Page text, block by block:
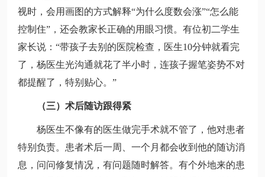
视时，会用画图的方式解释“为什么度数会涨”“怎么能
控制住”，还会教家长正确的用眼习惯。有位初二学生
家长说：“带孩子去别的医院检查，医生10分钟就看完
了，杨医生光沟通就花了半小时，连孩子握笔姿势不对
都提醒了，特别贴心。”
（三）术后随访跟得紧
杨医生不像有的医生做完手术就不管了，他对患者
特别负责。患者术后一周、一个月都会收到他的随访消
息，问问修复情况，有问题随时解答。有个外地来的患